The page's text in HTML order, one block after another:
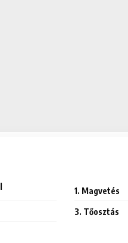
1. Magvetés
3. Tőosztás